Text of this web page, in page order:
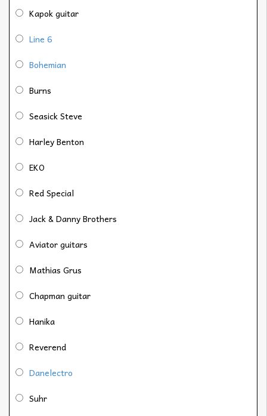
Kapok guitar
Line 6
Bohemian
Burns
Seasick Steve
Harley Benton
EKO
Red Special
Jack & Danny Brothers
Aviator guitars
Mathias Grus
Chapman guitar
Hanika
Reverend
Danelectro
Suhr